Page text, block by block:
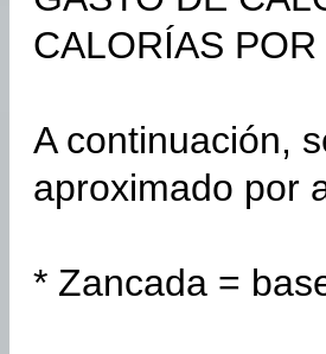
CALORÍAS
A continuación,
aproximado por
* Zancada =